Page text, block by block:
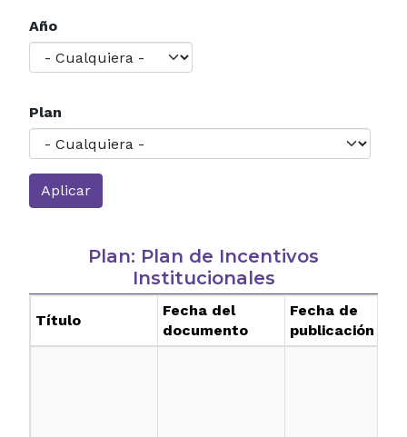
Año
Plan
Plan: Plan de Incentivos
Institucionales
Título
Fecha del
documento
Fecha de
publicación